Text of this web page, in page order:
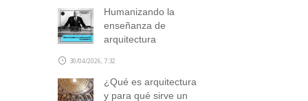
Humanizando la
enseñanza de
arquitectura
30/04/2026, 7:32
¿Qué es arquitectura
y para qué sirve un